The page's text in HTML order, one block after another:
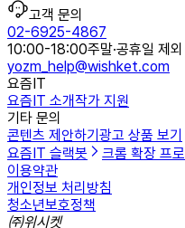
고객 문의
02-6925-4867
10:00-18:00주말·공휴일 제외
yozm_help@wishket.com
요즘IT
요즘IT 소개작가 지원
기타 문의
콘텐츠 제안하기 광고 상품 보기
요즘IT 슬랙봇
크롬 확장 프
이용약관
개인정보 처리방침
청소년보호정책
㈜위시켓